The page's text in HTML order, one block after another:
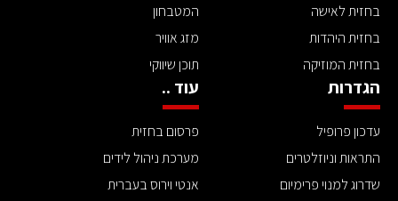
בחזית לאישה
בחזית היהדות
בחזית המוזיקה
המטבחון
מזג אוויר
תוכן שיווקי
הגדרות
עדכון פרופיל
התראות וניוזלטרים
שדרוג למנוי פרימיום
עוד ..
פרסום בחזית
מערכת ניהול לידים
אנטי וירוס בעברית